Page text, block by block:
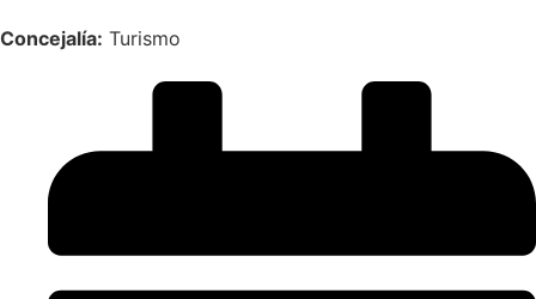
Concejalía: Turismo